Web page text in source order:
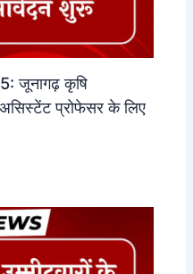
जूनागढ़ कृषि
असिस्टेंट प्रोफेसर के लिए